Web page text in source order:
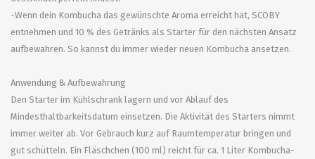
-Wenn dein Kombucha das gewünschte Aroma erreicht hat, SCOBY
entnehmen und 10 % des Getränks als Starter für den nächsten Ansatz
aufbewahren. So kannst du immer wieder neuen Kombucha ansetzen.
Anwendung & Aufbewahrung
Den Starter im Kühlschrank lagern und vor Ablauf des
Mindesthaltbarkeitsdatum einsetzen. Die Aktivität des Starters nimmt
immer weiter ab. Vor Gebrauch kurz auf Raumtemperatur bringen und
gut schütteln. Ein Fläschchen (100 ml) reicht für ca. 1 Liter Kombucha-